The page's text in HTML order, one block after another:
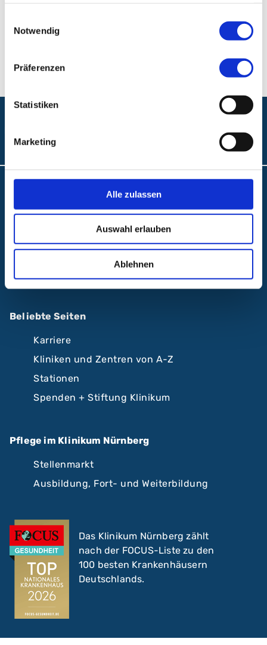
Notwendig
Präferenzen
Statistiken
Marketing
Alle zulassen
Auswahl erlauben
Ablehnen
E-Mail: Kinderzentrum@klinikum-nuernberg.de
Anfahrt und Lageplan
A.R.Z. Ambulantes Rehabilitationszentrum
ABC Ambulantes BehandlungsCentrum
Beliebte Seiten
Karriere
Kliniken und Zentren von A-Z
Stationen
Spenden + Stiftung Klinikum
Pflege im Klinikum Nürnberg
Stellenmarkt
Ausbildung, Fort- und Weiterbildung
Das Klinikum Nürnberg zählt
nach der FOCUS-Liste zu den
100 besten Krankenhäusern
Deutschlands.